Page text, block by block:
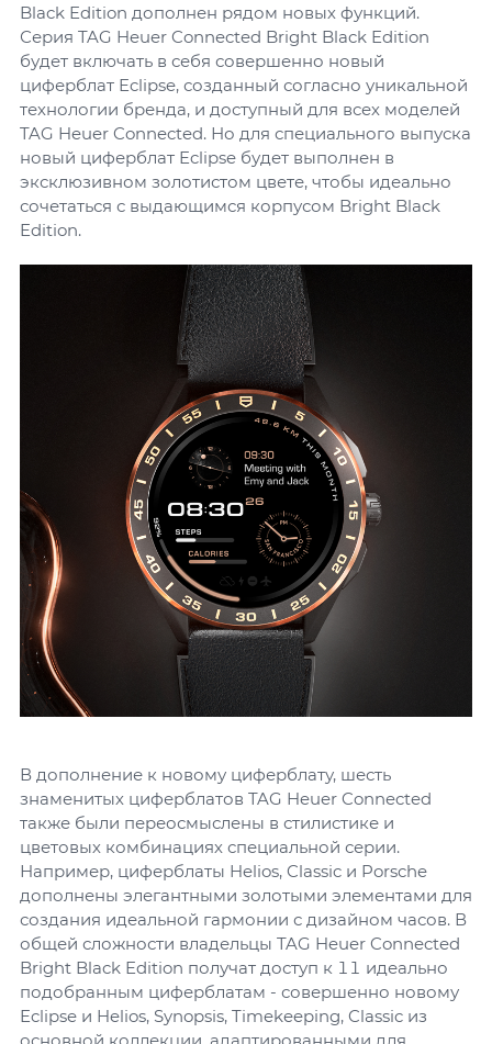
Black Edition дополнен рядом новых функций.
Серия TAG Heuer Connected Bright Black Edition
будет включать в себя совершенно новый
циферблат Eclipse, созданный согласно уникальной
технологии бренда, и доступный для всех моделей
TAG Heuer Connected. Но для специального выпуска
новый циферблат Eclipse будет выполнен в
эксклюзивном золотистом цвете, чтобы идеально
сочетаться с выдающимся корпусом Bright Black
Edition.
В дополнение к новому циферблату, шесть
знаменитых циферблатов TAG Heuer Connected
также были переосмыслены в стилистике и
цветовых комбинациях специальной серии.
Например, циферблаты Helios, Classic и Porsche
дополнены элегантными золотыми элементами для
создания идеальной гармонии с дизайном часов. В
общей сложности владельцы TAG Heuer Connected
Bright Black Edition получат доступ к 11 идеально
подобранным циферблатам - совершенно новому
Eclipse и Helios, Synopsis, Timekeeping, Classic из